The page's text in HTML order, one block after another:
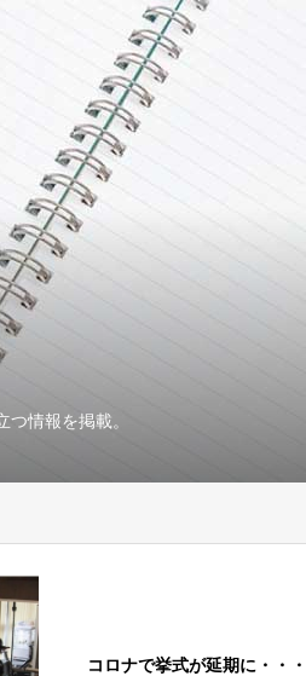
情報を掲載。
コロナで挙式が延期に・・